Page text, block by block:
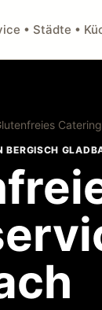
• Städte •
Catering
BERGISCH